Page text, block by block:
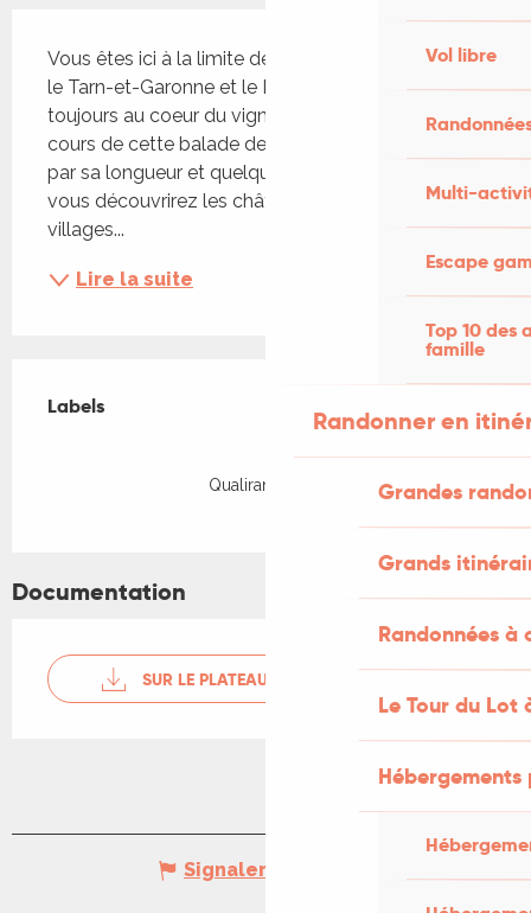
Vol libre
Multi-
Escape
Top 10 des
famille
Randonner en
Grandes
Grands
Randonnées
Le Tour du Lot
Vous êtes ici à la limite de 3 départements, le Lot,
le Tarn-et-Garonne et le Lot-et-Garonne, mais
toujours au coeur du vignoble de Cahors AOC. Au
cours de cette balade de difficulté moyenne, de
par sa longueur et quelques côtes tou de même,
vous découvrirez les châteaux et les églises des
villages...
Lire la suite
Labels
Labels
Qualirando Lot
Documentation
SUR LE PLATEAU DE SAUX
Signaler une erreur